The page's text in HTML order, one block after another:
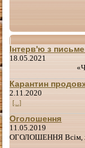
Інтерв'ю з
18.05.2021
«Час
Карантин
2.11.2020
[...]
Оголошення
11.05.2019
ОГОЛОШЕННЯ Всім,